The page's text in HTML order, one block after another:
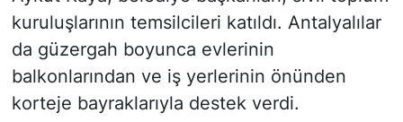
kuruluşlarının temsilcileri katıldı. Antalyalılar
da güzergah boyunca evlerinin
balkonlarından ve iş yerlerinin önünden
korteje bayraklarıyla destek verdi.